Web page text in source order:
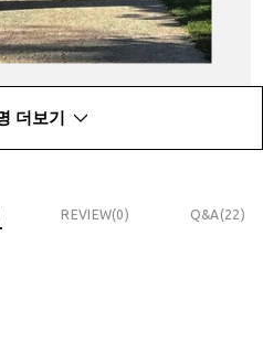
더보기
REVIEW(0) Q&A(22)